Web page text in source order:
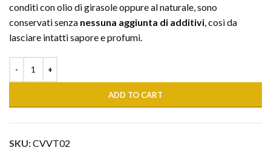
conditi con olio di girasole oppure al naturale, sono
conservati senza nessuna aggiunta di additivi , così da
lasciare intatti sapore e profumi.
ADD TO CART
SKU:CVVT02